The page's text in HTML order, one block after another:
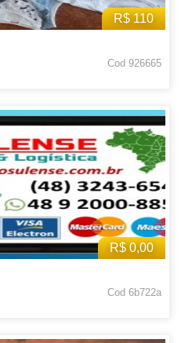
R$ 110
Cod 926665
R$ 0,00
Cod 6b722a